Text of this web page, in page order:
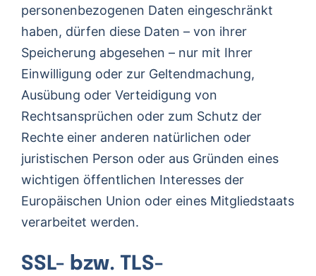
personenbezogenen Daten eingeschränkt
haben, dürfen diese Daten – von ihrer
Speicherung abgesehen – nur mit Ihrer
Einwilligung oder zur Geltendmachung,
Ausübung oder Verteidigung von
Rechtsansprüchen oder zum Schutz der
Rechte einer anderen natürlichen oder
juristischen Person oder aus Gründen eines
wichtigen öffentlichen Interesses der
Europäischen Union oder eines Mitgliedstaats
verarbeitet werden.
SSL- bzw. TLS-